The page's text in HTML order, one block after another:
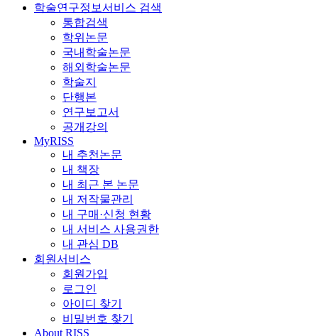
학술연구정보서비스 검색
통합검색
학위논문
국내학술논문
해외학술논문
학술지
단행본
연구보고서
공개강의
MyRISS
내 추천논문
내 책장
내 최근 본 논문
내 저작물관리
내 구매·신청 현황
내 서비스 사용권한
내 관심 DB
회원서비스
회원가입
로그인
아이디 찾기
비밀번호 찾기
About RISS